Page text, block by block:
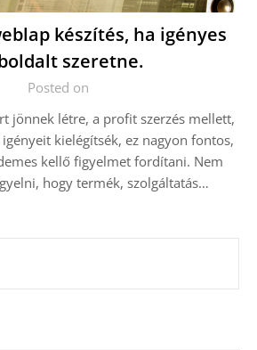
készítés, ha igényes
szeretne.
Posted on
jönnek létre, a profit szerzés mellett,
kielégítsék, ez nagyon fontos,
kellő figyelmet fordítani. Nem
hogy termék, szolgáltatás…